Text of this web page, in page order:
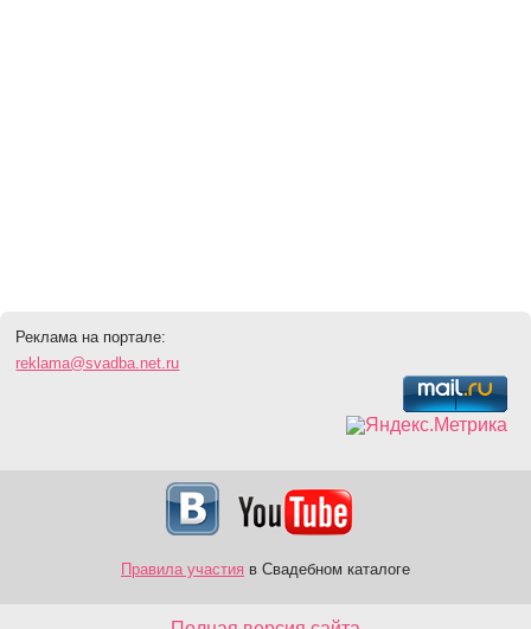
Реклама на портале:
reklama@svadba.net.ru
Правила участия в Свадебном каталоге